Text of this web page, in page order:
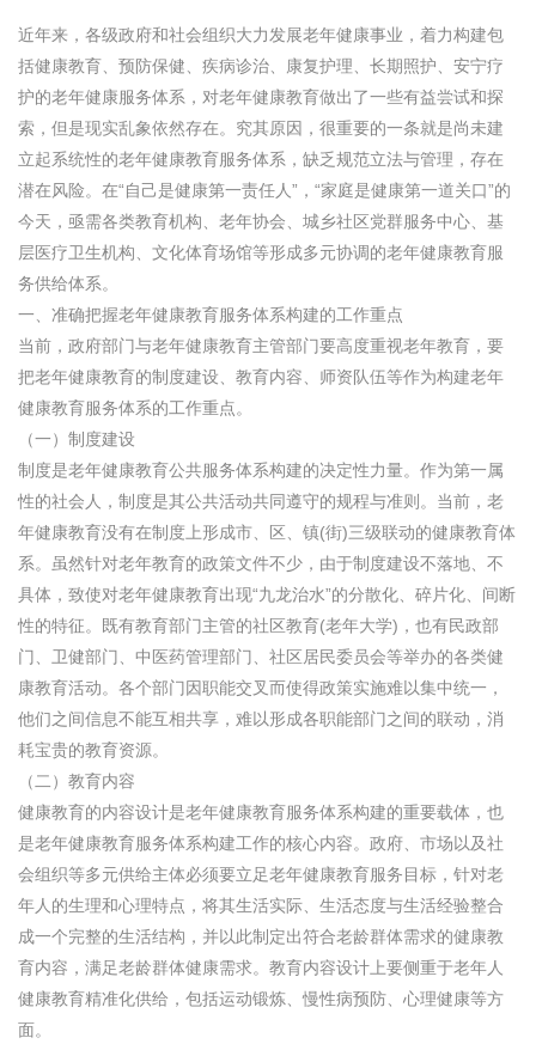
近年来，各级政府和社会组织大力发展老年健康事业，着力构建包
括健康教育、预防保健、疾病诊治、康复护理、长期照护、安宁疗
护的老年健康服务体系，对老年健康教育做出了一些有益尝试和探
索，但是现实乱象依然存在。究其原因，很重要的一条就是尚未建
立起系统性的老年健康教育服务体系，缺乏规范立法与管理，存在
潜在风险。在“自己是健康第一责任人”，“家庭是健康第一道关口”的
今天，亟需各类教育机构、老年协会、城乡社区党群服务中心、基
层医疗卫生机构、文化体育场馆等形成多元协调的老年健康教育服
务供给体系。
一、准确把握老年健康教育服务体系构建的工作重点
当前，政府部门与老年健康教育主管部门要高度重视老年教育，要
把老年健康教育的制度建设、教育内容、师资队伍等作为构建老年
健康教育服务体系的工作重点。
（一）制度建设
制度是老年健康教育公共服务体系构建的决定性力量。作为第一属
性的社会人，制度是其公共活动共同遵守的规程与准则。当前，老
年健康教育没有在制度上形成市、区、镇(街)三级联动的健康教育体
系。虽然针对老年教育的政策文件不少，由于制度建设不落地、不
具体，致使对老年健康教育出现“九龙治水”的分散化、碎片化、间断
性的特征。既有教育部门主管的社区教育(老年大学)，也有民政部
门、卫健部门、中医药管理部门、社区居民委员会等举办的各类健
康教育活动。各个部门因职能交叉而使得政策实施难以集中统一，
他们之间信息不能互相共享，难以形成各职能部门之间的联动，消
耗宝贵的教育资源。
（二）教育内容
健康教育的内容设计是老年健康教育服务体系构建的重要载体，也
是老年健康教育服务体系构建工作的核心内容。政府、市场以及社
会组织等多元供给主体必须要立足老年健康教育服务目标，针对老
年人的生理和心理特点，将其生活实际、生活态度与生活经验整合
成一个完整的生活结构，并以此制定出符合老龄群体需求的健康教
育内容，满足老龄群体健康需求。教育内容设计上要侧重于老年人
健康教育精准化供给，包括运动锻炼、慢性病预防、心理健康等方
面。